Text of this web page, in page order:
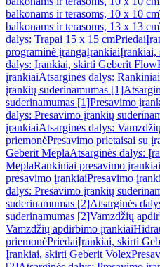
balkonams ir terasoms, 10 x 10 cm
balkonams ir terasoms, 13 x 13 cm
dalys: Trapai 15 x 15 cmPriedai
programinė įrangaĮrankiaiĮrankiai,
dalys: Įrankiai, skirti Geberit
įrankiaiAtsarginės dalys:
įrankių suderinamumas [1]
suderinamumas [1]Presavimo
dalys: Presavimo įrankių
įrankiaiAtsarginės dalys:
priemonėPresavimo prietaisai su
Geberit MeplaAtsarginės dalys:
MeplaRankiniai presavimo įrankiai
presavimo įrankiaiPresavimo
dalys: Presavimo įrankių
suderinamumas [2]Atsarginės
suderinamumas [2]Vamzdžių
Vamzdžių apdirbimo įrankiai
priemonėPriedaiĮrankiai, skirti
Įrankiai, skirti Geberit Volex